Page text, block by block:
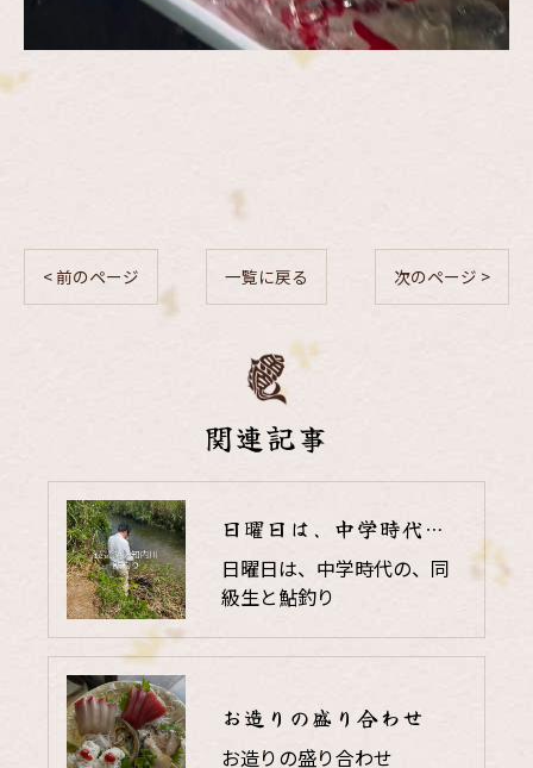
< 前のページ 一覧に戻る 次のページ >
関連記事
日曜日は、中学時代の、同級生と鮎釣り
日曜日は、中学時代の、同
級生と鮎釣り
お造りの盛り合わせ
お造りの盛り合わせ